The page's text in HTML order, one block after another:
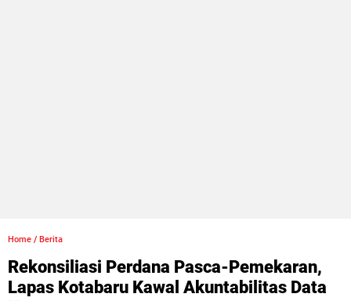
Home / Berita
Rekonsiliasi Perdana Pasca-Pemekaran,
Lapas Kotabaru Kawal Akuntabilitas Data